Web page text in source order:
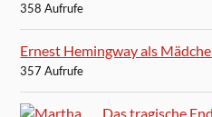
358 Aufrufe
Ernest Hemingway als
357 Aufrufe
Das tragische